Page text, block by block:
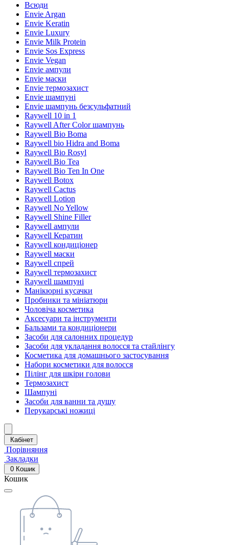
Всюди
Envie Argan
Envie Keratin
Envie Luxury
Envie Milk Protein
Envie Sos Express
Envie Vegan
Envie ампули
Envie маски
Envie термозахист
Envie шампуні
Envie шампунь безсульфатний
Raywell 10 in 1
Raywell After Color шампунь
Raywell Bio Boma
Raywell bio Hidra and Boma
Raywell Bio Rosyl
Raywell Bio Tea
Raywell Bio Ten In One
Raywell Botox
Raywell Cactus
Raywell Lotion
Raywell No Yellow
Raywell Shine Filler
Raywell ампули
Raywell Кератин
Raywell кондиціонер
Raywell маски
Raywell спрей
Raywell термозахист
Raywell шампуні
Манікюрні кусачки
Пробники та мініатюри
Чоловіча косметика
Аксесуари та інструменти
Бальзами та кондиціонери
Засоби для салонних процедур
Засоби для укладання волосся та стайлінгу
Косметика для домашнього застосування
Набори косметики для волосся
Пілінг для шкіри голови
Термозахист
Шампуні
Засоби для ванни та душу
Перукарські ножиці
Кабінет
Порівняння
Закладки
0 Кошик
Кошик